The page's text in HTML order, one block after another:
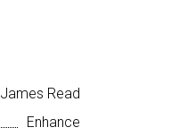
James Read
Enhance